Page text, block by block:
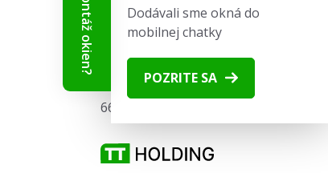
obchod@skladove-okna.sk
SKLADOVÉ-OKNÁ.sk
Tišnovská 2029/51
664 34 Kuřim
Dodávali sme okná do
mobilnej chatky
POZRITE SA